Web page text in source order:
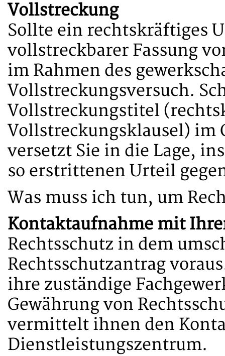
Vollstreckung
Sollte ein rechtskräftiges
vollstreckbarer Fassung
im Rahmen des
Vollstreckungsversuch.
Vollstreckungstitel
Vollstreckungsklausel)
versetzt Sie in die Lage,
so erstrittenen Urteil
Was muss ich tun, um
Kontaktaufnahme mit
Rechtsschutz in dem
Rechtsschutzantrag
ihre zuständige
Gewährung von
vermittelt ihnen den
Dienstleistungszentrum.